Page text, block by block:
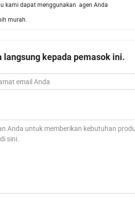
kami dapat menggunakan agen Anda
murah.
kepada pemasok ini.